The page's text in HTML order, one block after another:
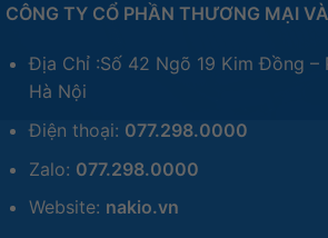
CÔNG TY CỔ PHẦN THƯƠNG MẠI
Địa Chỉ :Số 42 Ngõ 19 Kim Đồng –
Hà Nội
Điện thoại: 077.298.0000
Zalo: 077.298.0000
Website: nakio.vn